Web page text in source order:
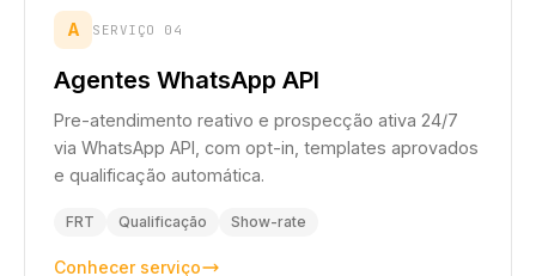
A SERVIÇO 04
Agentes WhatsApp API
Pre-atendimento reativo e prospecção ativa 24/7
via WhatsApp API, com opt-in, templates aprovados
e qualificação automática.
FRT Qualificação Show-rate
Conhecer serviço